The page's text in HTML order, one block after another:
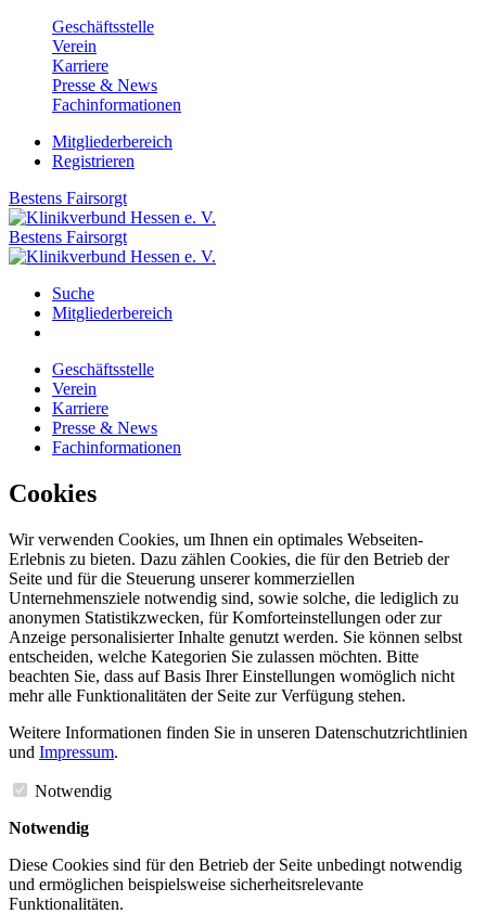
Geschäftsstelle
Verein
Karriere
Presse & News
Fachinformationen
Mitgliederbereich
Registrieren
Bestens Fairsorgt
Bestens Fairsorgt
Suche
Mitgliederbereich
Geschäftsstelle
Verein
Karriere
Presse & News
Fachinformationen
Cookies
Wir verwenden Cookies, um Ihnen ein optimales Webseiten-
Erlebnis zu bieten. Dazu zählen Cookies, die für den Betrieb der
Seite und für die Steuerung unserer kommerziellen
Unternehmensziele notwendig sind, sowie solche, die lediglich zu
anonymen Statistikzwecken, für Komforteinstellungen oder zur
Anzeige personalisierter Inhalte genutzt werden. Sie können selbst
entscheiden, welche Kategorien Sie zulassen möchten. Bitte
beachten Sie, dass auf Basis Ihrer Einstellungen womöglich nicht
mehr alle Funktionalitäten der Seite zur Verfügung stehen.
Weitere Informationen finden Sie in unseren Datenschutzrichtlinien
und Impressum.
Notwendig
Notwendig
Diese Cookies sind für den Betrieb der Seite unbedingt notwendig
und ermöglichen beispielsweise sicherheitsrelevante
Funktionalitäten.